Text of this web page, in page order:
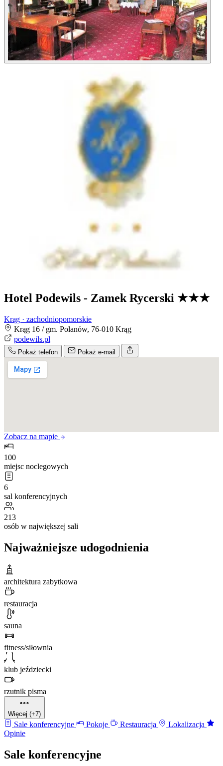
Hotel Podewils - Zamek Rycerski ★★★
Krąg · zachodniopomorskie
Krąg 16 / gm. Polanów, 76-010 Krąg
podewils.pl
Pokaż telefon Pokaż e-mail
Zobacz na mapie
100
miejsc noclegowych
6
sal konferencyjnych
213
osób w największej sali
Najważniejsze udogodnienia
architektura zabytkowa
restauracja
sauna
fitness/siłownia
klub jeździecki
rzutnik pisma
Więcej (+7)
Sale konferencyjne Pokoje Restauracja
Lokalizacja
Opinie
Sale konferencyjne